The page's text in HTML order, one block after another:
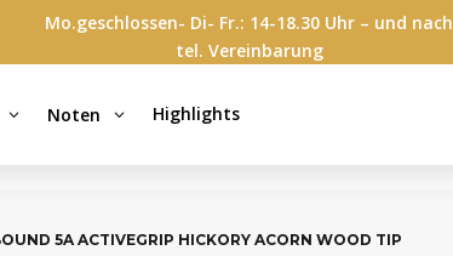
Mo.geschlossen- Di- Fr.: 14-18.30 Uhr – und nach
tel. Vereinbarung
3 Noten 3 Highlights
5A ACTIVEGRIP HICKORY ACORN WOOD TIP